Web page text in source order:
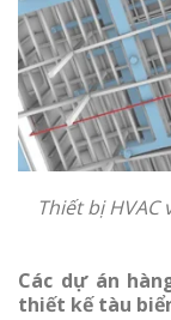
Thiết bị
Các dự án
thiết kế tàu